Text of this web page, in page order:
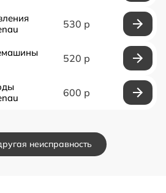
530 р
520 р
600 р
неисправность